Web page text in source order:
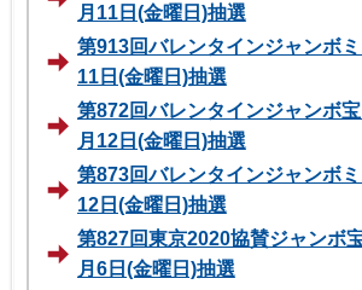
月11日(金曜日)抽選
第913回バレンタインジャンボ
11日(金曜日)抽選
第872回バレンタインジャンボ
月12日(金曜日)抽選
第873回バレンタインジャンボ
12日(金曜日)抽選
第827回東京2020協賛ジャンボ
月6日(金曜日)抽選